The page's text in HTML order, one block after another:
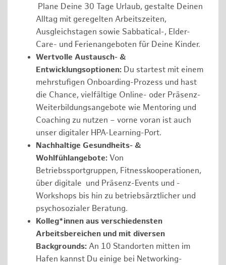
Plane Deine 30 Tage Urlaub, gestalte Deinen
Alltag mit geregelten Arbeitszeiten,
Ausgleichstagen sowie Sabbatical-, Elder-
Care- und Ferienangeboten für Deine Kinder.
Wertvolle Austausch- &
Entwicklungsoptionen: Du startest mit einem
mehrstufigen Onboarding-Prozess und hast
die Chance, vielfältige Online- oder Präsenz-
Weiterbildungsangebote wie Mentoring und
Coaching zu nutzen – vorne voran ist auch
unser digitaler HPA-Learning-Port.
Nachhaltige Gesundheits- &
Wohlfühlangebote: Von
Betriebssportgruppen, Fitnesskooperationen,
über digitale und Präsenz-Events und -
Workshops bis hin zu betriebsärztlicher und
psychosozialer Beratung.
Kolleg*innen aus verschiedensten
Arbeitsbereichen und mit diversen
Backgrounds: An 10 Standorten mitten im
Hafen kannst Du einige bei Networking-